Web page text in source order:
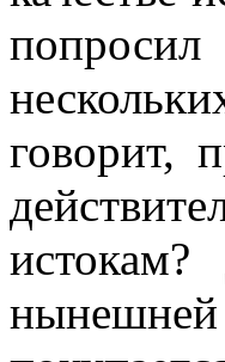
говорит,